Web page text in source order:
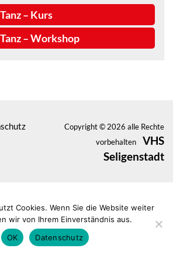
– Kurs
– Workshop
Copyright © 2026 alle Rechte
vorbehalten
VHS
Seligenstadt
Cookies. Wenn Sie die Website weiter
wir von Ihrem Einverständnis aus.
OK
Datenschutz